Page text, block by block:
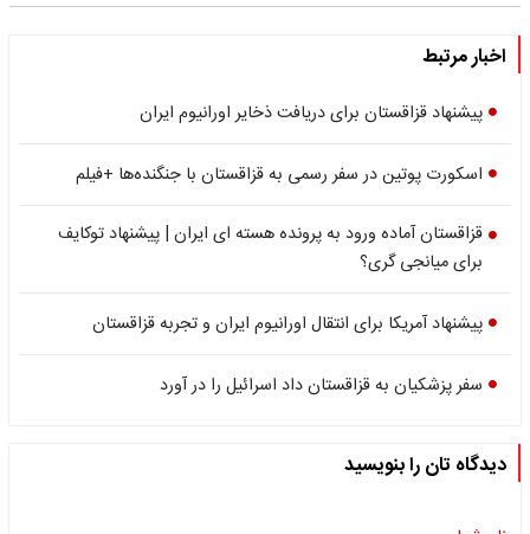
اخبار مرتبط
پیشنهاد قزاقستان برای دریافت ذخایر اورانیوم ایران
اسکورت پوتین در سفر رسمی به قزاقستان با جنگنده‌ها +فیلم
قزاقستان آماده ورود به پرونده هسته ای ایران | پیشنهاد توکایف
برای میانجی گری؟
پیشنهاد آمریکا برای انتقال اورانیوم ایران و تجربه قزاقستان
سفر پزشکیان به قزاقستان داد اسرائیل را در آورد
دیدگاه تان را بنویسید